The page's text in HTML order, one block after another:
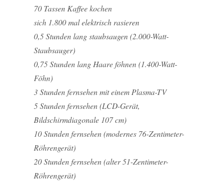
70 Tassen Kaffee kochen
sich 1.800 mal elektrisch rasieren
0,5 Stunden lang staubsaugen (2.000-Watt-
Staubsauger)
0,75 Stunden lang Haare föhnen (1.400-Watt-
Föhn)
3 Stunden fernsehen mit einem Plasma-TV
5 Stunden fernsehen (LCD-Gerät,
Bildschirmdiagonale 107 cm)
10 Stunden fernsehen (modernes 76-Zentimeter-
Röhrengerät)
20 Stunden fernsehen (alter 51-Zentimeter-
Röhrengerät)